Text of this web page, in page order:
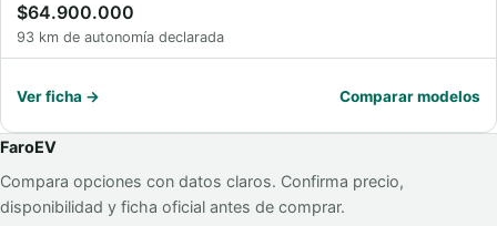
$64.900.000
93 km de autonomía declarada
Ver ficha → Comparar modelos
FaroEV
Compara opciones con datos claros. Confirma precio,
disponibilidad y ficha oficial antes de comprar.